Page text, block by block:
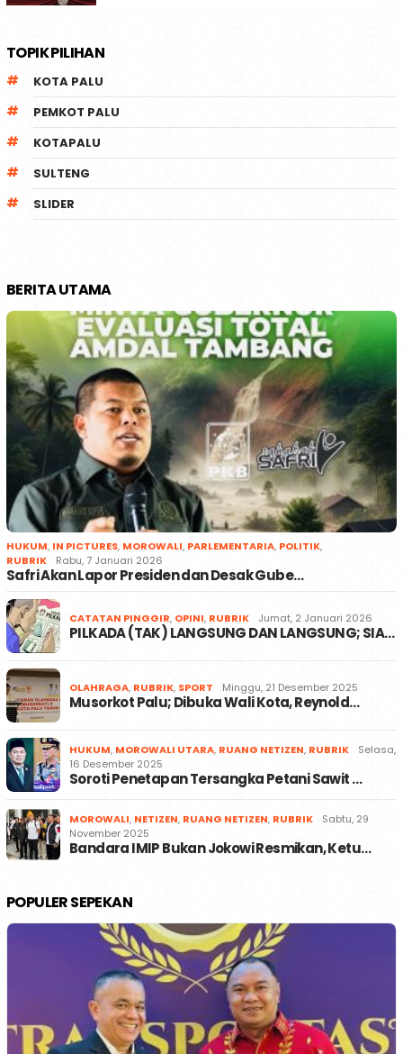
TOPIK PILIHAN
KOTA PALU
PEMKOT PALU
KOTAPALU
SULTENG
SLIDER
BERITA UTAMA
HUKUM, IN PICTURES, MOROWALI, PARLEMENTARIA, POLITIK,
RUBRIK
Rabu, 7 Januari 2026
Safri Akan Lapor Presiden dan Desak Gube…
CATATAN PINGGIR, OPINI, RUBRIK Jumat, 2 Januari 2026
PILKADA (TAK) LANGSUNG DAN LANGSUNG; SIA…
OLAHRAGA, RUBRIK, SPORT Minggu, 21 Desember 2025
Musorkot Palu; Dibuka Wali Kota, Reynold…
HUKUM, MOROWALI UTARA, RUANG NETIZEN, RUBRIK
Selasa,
16 Desember 2025
Soroti Penetapan Tersangka Petani Sawit …
MOROWALI, NETIZEN, RUANG NETIZEN, RUBRIK
Sabtu, 29
November 2025
Bandara IMIP Bukan Jokowi Resmikan, Ketu…
POPULER SEPEKAN